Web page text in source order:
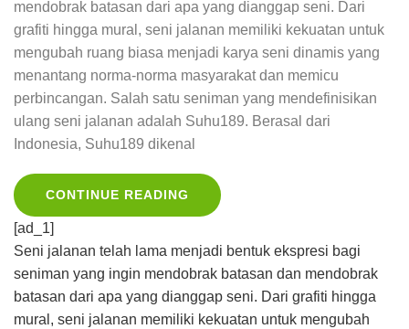
mendobrak batasan dari apa yang dianggap seni. Dari
grafiti hingga mural, seni jalanan memiliki kekuatan untuk
mengubah ruang biasa menjadi karya seni dinamis yang
menantang norma-norma masyarakat dan memicu
perbincangan. Salah satu seniman yang mendefinisikan
ulang seni jalanan adalah Suhu189. Berasal dari
Indonesia, Suhu189 dikenal
CONTINUE READING
[ad_1]
Seni jalanan telah lama menjadi bentuk ekspresi bagi
seniman yang ingin mendobrak batasan dan mendobrak
batasan dari apa yang dianggap seni. Dari grafiti hingga
mural, seni jalanan memiliki kekuatan untuk mengubah